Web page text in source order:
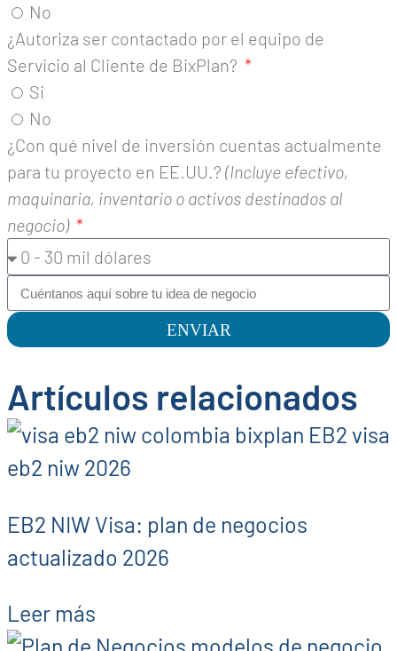
No
¿Autoriza ser contactado por el equipo de
Servicio al Cliente de BixPlan?
Si
No
¿Con qué nivel de inversión cuentas actualmente
para tu proyecto en EE.UU.? (Incluye efectivo,
maquinaria, inventario o activos destinados al
negocio)
ENVIAR
Artículos relacionados
EB2 NIW Visa: plan de negocios
actualizado 2026
Leer más